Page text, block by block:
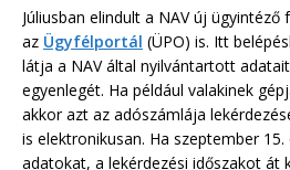
Júliusban elindult a NAV új ügyintéző
az Ügyfélportál (ÜPO) is. Itt
látja a NAV által nyilvántartott
egyenlegét. Ha például valakinek
akkor azt az adószámlája
is elektronikusan. Ha szeptember
adatokat, a lekérdezési időszakot át